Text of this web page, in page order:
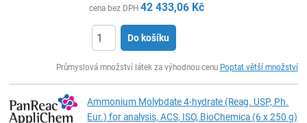
cena bez DPH 42 433,06 Kč
Do košíku
Průmyslová množství látek za výhodnou cenu Poptat větší množství
Ammonium Molybdate 4-hydrate (Reag. USP, Ph.
Eur.) for analysis, ACS, ISO, BioChemica (6 x 250 g)